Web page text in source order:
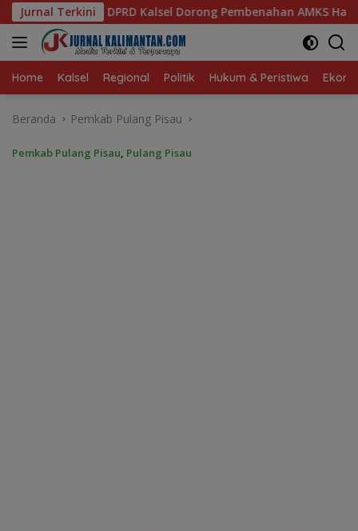
Langsung
ke
konten
Jurnal Terkini
Pembenahan AMKS Hasanuddin Ketua TP PKK
Home Kalsel Regional Politik Hukum & Peristiwa
Beranda Pemkab Pulang Pisau
Pemkab Pulang Pisau, Pulang Pisau